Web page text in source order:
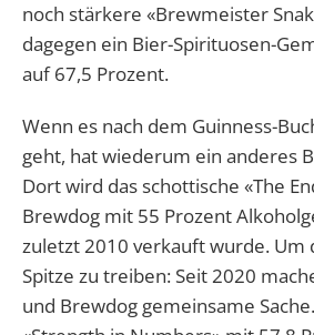
noch stärkere «Brewmeister
dagegen ein Bier-Spirituosen-
auf 67,5 Prozent.
Wenn es nach dem Guinness-
geht, hat wiederum ein anderes
Dort wird das schottische «The
Brewdog mit 55 Prozent
zuletzt 2010 verkauft wurde. Um
Spitze zu treiben: Seit 2020
und Brewdog gemeinsame